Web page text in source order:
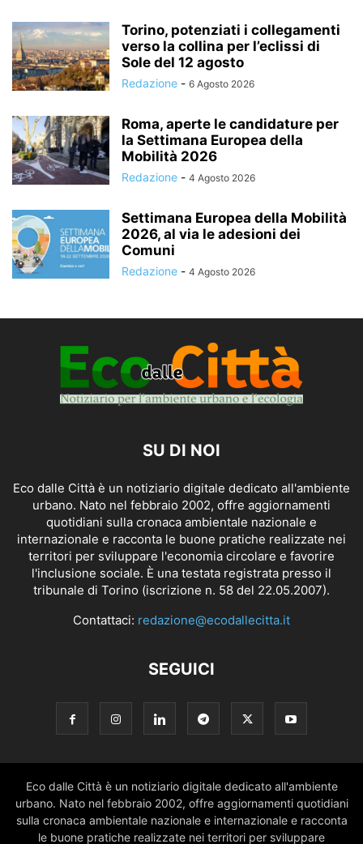
Torino, potenziati i collegamenti
verso la collina per l’eclissi di
Sole del 12 agosto
Redazione - 6 Agosto 2026
Roma, aperte le candidature per
la Settimana Europea della
Mobilità 2026
Redazione - 4 Agosto 2026
Settimana Europea della Mobilità
2026, al via le adesioni dei
Comuni
Redazione - 4 Agosto 2026
SU DI NOI
Eco dalle Città è un notiziario digitale dedicato all'ambiente
urbano. Nato nel febbraio 2002, offre aggiornamenti
quotidiani sulla cronaca ambientale nazionale e
internazionale e racconta le buone pratiche realizzate nei
territori per sviluppare l'economia circolare e favorire
l'inclusione sociale. È una testata registrata presso il
tribunale di Torino (iscrizione n. 58 del 22.05.2007).
Contattaci: redazione@ecodallecitta.it
SEGUICI
Eco dalle Città è un notiziario digitale dedicato all'ambiente
urbano. Nato nel febbraio 2002, offre aggiornamenti quotidiani
sulla cronaca ambientale nazionale e internazionale e racconta
le buone pratiche realizzate nei territori per sviluppare